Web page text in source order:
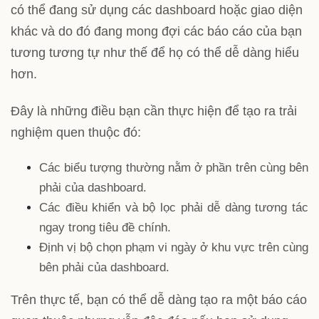
có thể đang sử dụng các dashboard hoặc giao diện
khác và do đó đang mong đợi các báo cáo của bạn
tương tương tự như thế để họ có thể dễ dàng hiểu
hơn.
Đây là những điều bạn cần thực hiện để tạo ra trải
nghiệm quen thuộc đó:
Các biểu tượng thường nằm ở phần trên cùng bên
phải của dashboard.
Các điều khiển và bộ lọc phải dễ dàng tương tác
ngay trong tiêu đề chính.
Định vị bộ chọn phạm vi ngày ở khu vực trên cùng
bên phải của dashboard.
Trên thực tế, bạn có thể dễ dàng tạo ra một báo cáo